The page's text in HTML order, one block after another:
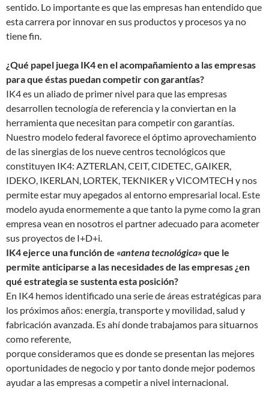
sentido. Lo importante es que las empresas han entendido que
esta carrera por innovar en sus productos y procesos ya no
tiene fin.
¿Qué papel juega IK4 en el acompañamiento a las empresas
para que éstas puedan competircon garantías?
IK4 es un aliado de primer nivel para que las empresas
desarrollen tecnología de referencia y la conviertan en la
herramienta que necesitan para competir con garantías.
Nuestro modelo federal favorece el óptimo aprovechamiento
de las sinergias de los nueve centros tecnológicos que
constituyen IK4: AZTERLAN, CEIT, CIDETEC, GAIKER,
IDEKO, IKERLAN, LORTEK, TEKNIKER y VICOMTECH y nos
permite estar muy apegados al entorno empresarial local. Este
modelo ayuda enormemente a que tanto la pyme como la gran
empresa vean en nosotros el partner adecuado para acometer
sus proyectos de I+D+i.
IK4 ejerce una función de «antena tecnológica»que le
permite anticiparse a las necesidades de las empresas ¿en
qué estrategia se sustenta esta posición?
En IK4 hemos identificado una serie de áreas estratégicas para
los próximos años: energía, transporte y movilidad, salud y
fabricación avanzada. Es ahí donde trabajamos para situarnos
como referente,
porque consideramos que es donde se presentan las mejores
oportunidades de negocio y por tanto donde mejor podemos
ayudar a las empresas a competir a nivel internacional.